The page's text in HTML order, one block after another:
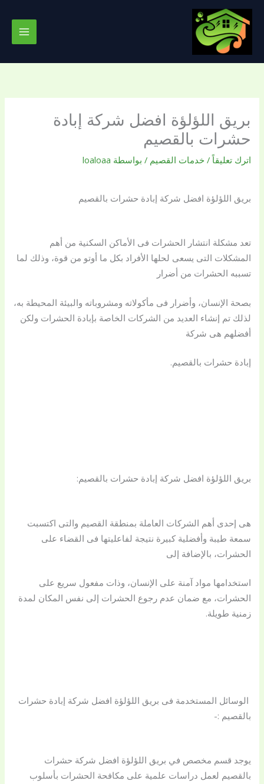
تخطي
المحتوى
بريق اللؤلؤة افضل شركة إبادة
حشرات بالقصيم
اترك تعليقاً / خدمات القصيم / بواسطة loaloaa
بريق اللؤلؤة افضل شركة إبادة حشرات بالقصيم
تعد مشكلة انتشار الحشرات فى الأماكن السكنية من أهم
المشكلات التى يسعى لحلها الأفراد بكل ما أوتو من قوة، وذلك لما
تسببه الحشرات من أضرار
بصحة الإنسان، وأضرار فى مأكولاته ومشروباته والبيئة المحيطة به،
لذلك تم إنشاء العديد من الشركات الخاصة بإبادة الحشرات ولكن
أفضلهم هى شركة
إبادة حشرات بالقصيم.
بريق اللؤلؤة افضل شركة إبادة حشرات بالقصيم:
هى إحدى أهم الشركات العاملة بمنطقة القصيم والتى اكتسبت
سمعة طيبة وأفضلية كبيرة نتيجة لفاعليتها فى القضاء على
الحشرات، بالإضافة إلى
استخدامها مواد آمنة على الإنسان، وذات مفعول سريع على
الحشرات، مع ضمان عدم رجوع الحشرات إلى نفس المكان لمدة
زمنية طويلة.
الوسائل المستخدمة فى بريق اللؤلؤة افضل شركة إبادة حشرات
بالقصيم :-
يوجد قسم مخصص في بريق اللؤلؤة افضل شركة حشرات
بالقصيم لعمل دراسات علمية على مكافحة الحشرات بأسلوب